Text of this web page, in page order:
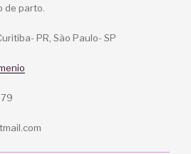
de parto.
PR, São Paulo- SP